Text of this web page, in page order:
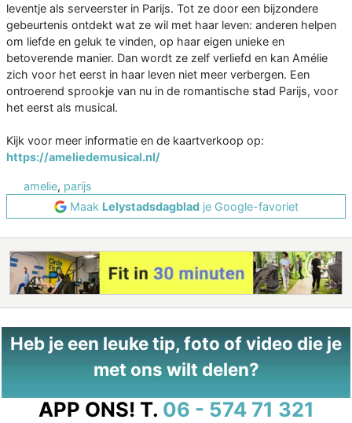
leventje als serveerster in Parijs. Tot ze door een bijzondere
gebeurtenis ontdekt wat ze wil met haar leven: anderen helpen
om liefde en geluk te vinden, op haar eigen unieke en
betoverende manier. Dan wordt ze zelf verliefd en kan Amélie
zich voor het eerst in haar leven niet meer verbergen. Een
ontroerend sprookje van nu in de romantische stad Parijs, voor
het eerst als musical.
Kijk voor meer informatie en de kaartverkoop op:
https://ameliedemusical.nl/
amelie, parijs
Maak Lelystadsdagbladje Google-favoriet
Heb je een leuke tip, foto of video die je
met ons wilt delen?
APP ONS! T. 06 - 574 71 321